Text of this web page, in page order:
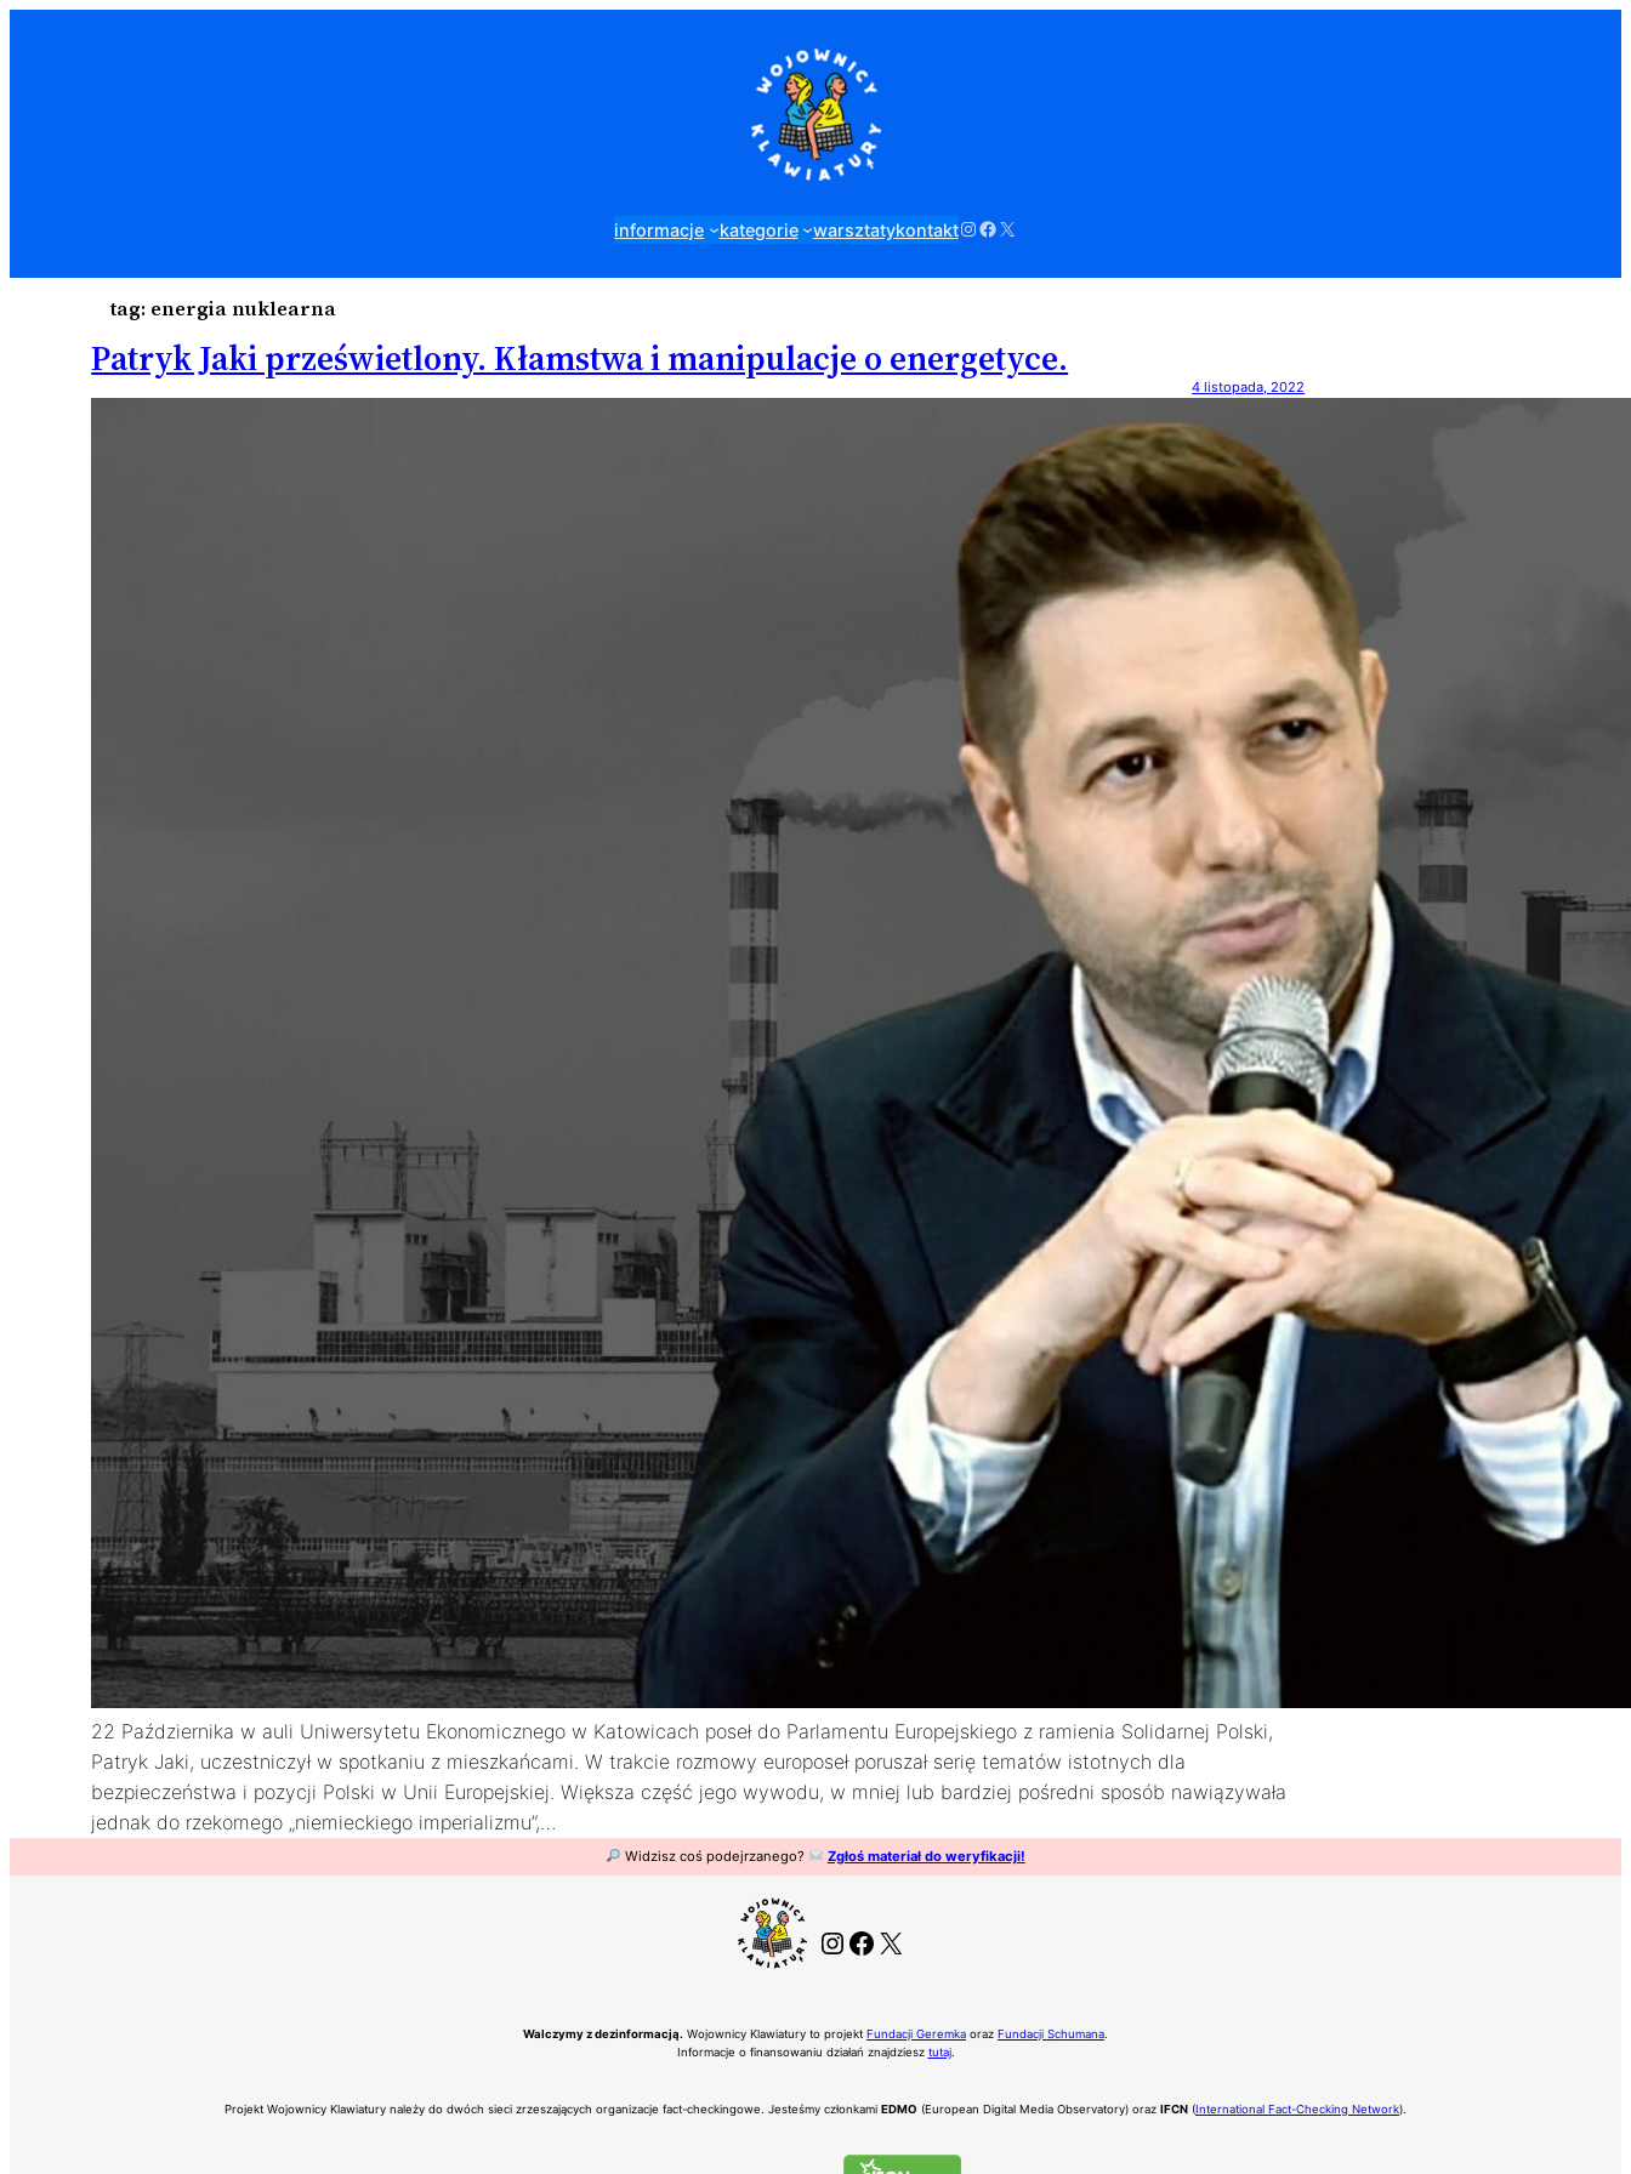
informacje kategorie warsztatykontaktInstagram
Facebook
X
tag: energia nuklearna
Patryk Jaki prześwietlony. Kłamstwa i manipulacje o energetyce.
4 listopada, 2022
22 Października w auli Uniwersytetu Ekonomicznego w Katowicach poseł do Parlamentu Europejskiego z ramienia Solidarnej Polski,
Patryk Jaki, uczestniczył w spotkaniu z mieszkańcami. W trakcie rozmowy europoseł poruszał serię tematów istotnych dla
bezpieczeństwa i pozycji Polski w Unii Europejskiej. Większa część jego wywodu, w mniej lub bardziej pośredni sposób nawiązywała
jednak do rzekomego „niemieckiego imperializmu”,…
Widzisz coś podejrzanego? Zgłoś materiał do weryfikacji!
Instagram
Facebook
X
Walczymy z dezinformacją. Wojownicy Klawiatury to projekt Fundacji Geremka oraz Fundacji Schumana.
Informacje o finansowaniu działań znajdziesz tutaj.
Projekt Wojownicy Klawiatury należy do dwóch sieci zrzeszających organizacje fact-checkingowe. Jesteśmy członkami EDMO (European Digital Media Observatory) oraz IFCN ( International Fact-Checking Network).